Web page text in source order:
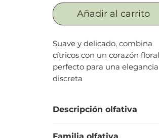
Añadir al carrito
Suave y delicado, combina
cítricos con un corazón
perfecto para una elegancia
discreta
Descripción olfativa